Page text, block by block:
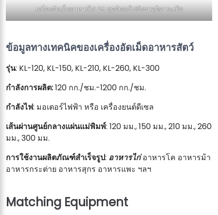
เครื่องอัดเม็ดอาหารไก่ 25 ชุดจัดส่งไปยังซาอุดิอาระเบีย
ข้อมูลทางเทคนิคของเครื่องอัดเม็ดอาหารสัตว์
รุ่น: KL-120, KL-150, KL-210, KL-260, KL-300
กำลังการผลิต:120 กก./ชม.-1200 กก./ชม.
กำลังไฟ: มอเตอร์ไฟฟ้า หรือ เครื่องยนต์ดีเซล
เส้นผ่านศูนย์กลางแผ่นแม่พิมพ์: 120 มม., 150 มม., 210 มม., 260
มม., 300 มม.
การใช้งานผลิตภัณฑ์สำเร็จรูป: อาหารไก่อาหารโค อาหารม้า
อาหารกระต่าย อาหารสุกร อาหารแพะ ฯลฯ